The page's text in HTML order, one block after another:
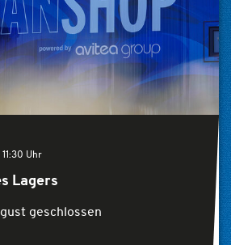
11:30 Uhr
Lagers
geschlossen